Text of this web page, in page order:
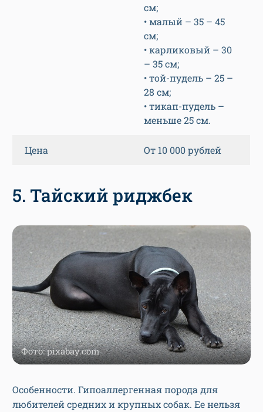
см;
• малый – 35 – 45
см;
• карликовый – 30
– 35 см;
• той-пудель – 25 –
28 см;
• тикап-пудель –
меньше 25 см.
Цена От 10 000 рублей
5. Тайский риджбек
Фото: pixabay.com
Особенности. Гипоаллергенная порода для
любителей средних и крупных собак. Ее нельзя